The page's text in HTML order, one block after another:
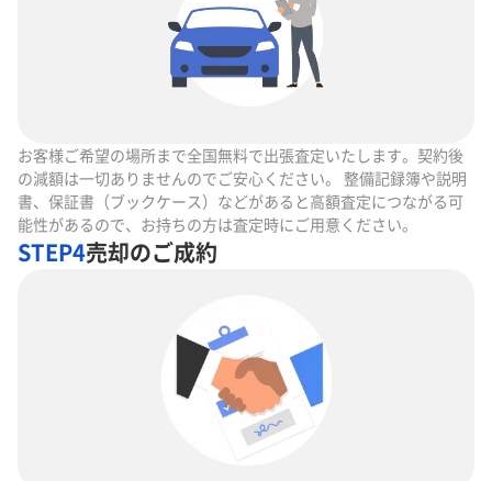
お客様ご希望の場所まで全国無料で出張査定いたします。契約後
の減額は一切ありませんのでご安心ください。 整備記録簿や説明
書、保証書（ブックケース）などがあると高額査定につながる可
能性があるので、お持ちの方は査定時にご用意ください。
STEP4売却のご成約